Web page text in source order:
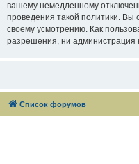
вашему немедленному
проведения такой политики. Вы
своему усмотрению. Как
разрешения, ни администрация
Список форумов